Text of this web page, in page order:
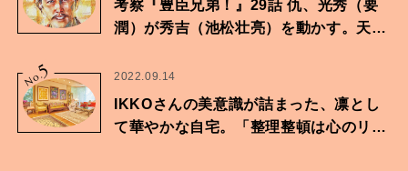
考察『豊臣兄弟！』29話 仇、光秀（要
潤）が秀吉（池松壮亮）を動かす。天下
No.
5 2022.09.14
IKKOさんの美意識が詰まった、凛とし
て華やかな自宅。「整理整頓は心のリズ